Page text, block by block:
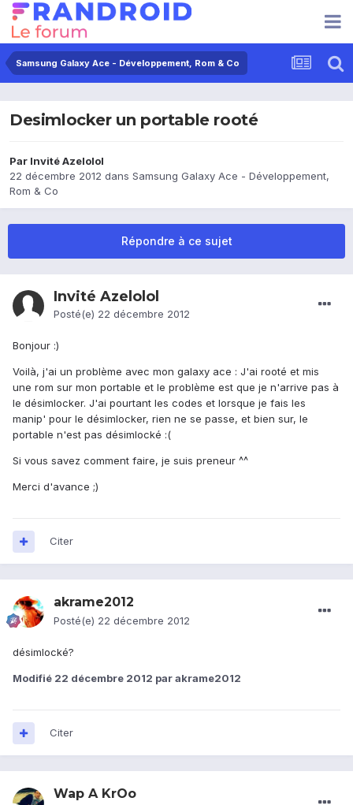
Samsung Galaxy Ace - Développement, Rom & Co
Desimlocker un portable rooté
Par Invité Azelolol
22 décembre 2012 dans Samsung Galaxy Ace - Développement,
Rom & Co
Répondre à ce sujet
Invité Azelolol
Posté(e) 22 décembre 2012
Bonjour :)
Voilà, j'ai un problème avec mon galaxy ace : J'ai rooté et mis
une rom sur mon portable et le problème est que je n'arrive pas à
le désimlocker. J'ai pourtant les codes et lorsque je fais les
manip' pour le désimlocker, rien ne se passe, et bien sur, le
portable n'est pas désimlocké :(
Si vous savez comment faire, je suis preneur ^^
Merci d'avance ;)
Citer
akrame2012
Posté(e) 22 décembre 2012
désimlocké?
Modifié 22 décembre 2012 par akrame2012
Citer
Wap A KrOo